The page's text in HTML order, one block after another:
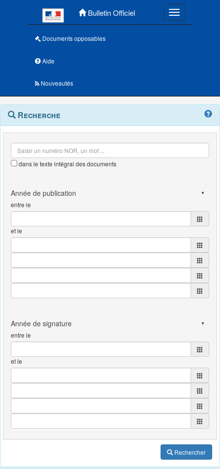
Bulletin Officiel Toggle
Documents opposables
Aide
Nouveautés
Navigation
outils
Menu
contextuel
Recherche
dans le texte intégral des documents
entre le
et le
entre le
et le
Rechercher